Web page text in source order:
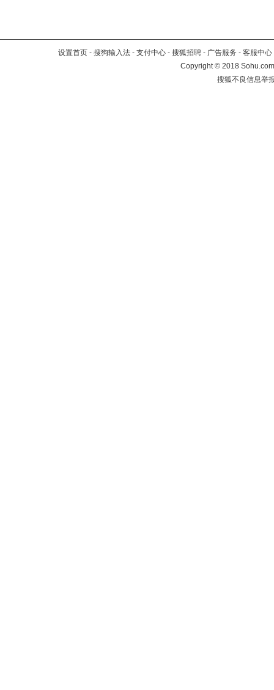
设置首页 - 搜狗输入法 - 支付中心 - 搜狐招聘 - 广告服务 - 客服中心
Copyright©2018
搜狐不良信息举